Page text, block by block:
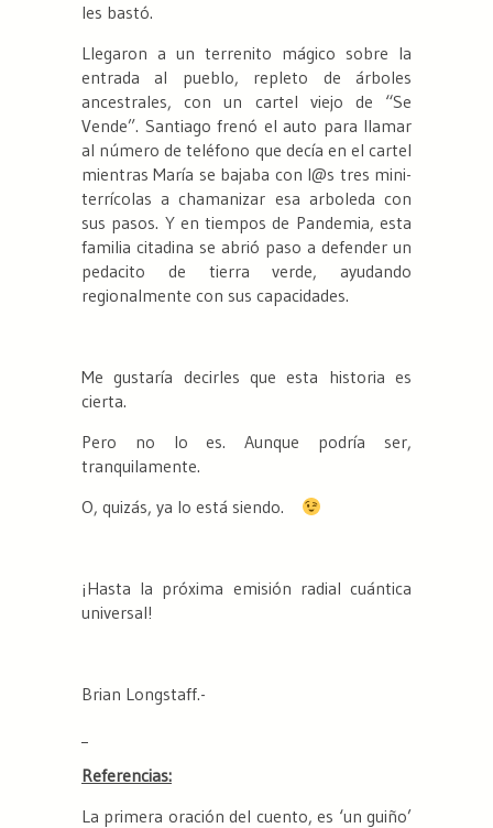
les bastó.
Llegaron a un terrenito mágico sobre la
entrada al pueblo, repleto de árboles
ancestrales, con un cartel viejo de “Se
Vende”. Santiago frenó el auto para llamar
al número de teléfono que decía en el cartel
mientras María se bajaba con l@s tres mini-
terrícolas a chamanizar esa arboleda con
sus pasos. Y en tiempos de Pandemia, esta
familia citadina se abrió paso a defender un
pedacito de tierra verde, ayudando
regionalmente con sus capacidades.
Me gustaría decirles que esta historia es
cierta.
Pero no lo es. Aunque podría ser,
tranquilamente.
O, quizás, ya lo está siendo.
¡Hasta la próxima emisión radial cuántica
universal!
Brian Longstaff.-
Referencias:
La primera oración del cuento, es ‘un guiño’